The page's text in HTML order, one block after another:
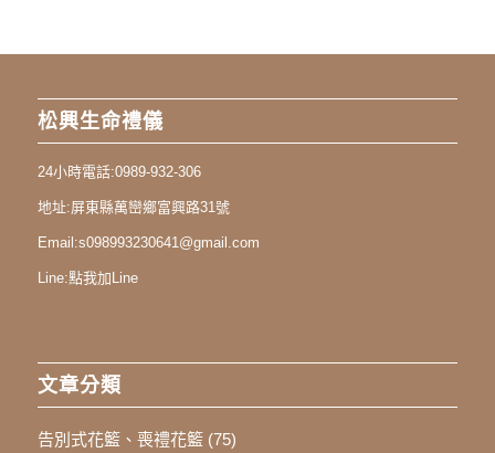
松興生命禮儀
24小時電話:0989-932-306
地址:屏東縣萬巒鄉富興路31號
Email:s098993230641@gmail.com
Line:點我加Line
文章分類
告別式花籃、喪禮花籃(75)